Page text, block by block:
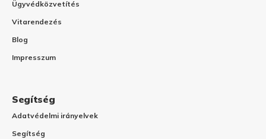
Ügyvédközvetítés
Vitarendezés
Blog
Impresszum
Segítség
Adatvédelmi irányelvek
Segítség